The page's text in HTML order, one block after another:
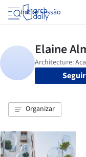
Iniciar sessão
Seguir
Organizar